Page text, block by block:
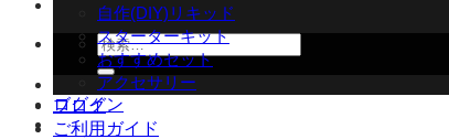
検
索
対
象:
ログイン
自作(DIY)リキッド
スターターキット
おすすめセット
アクセサリー
ブログ
ご利用ガイド